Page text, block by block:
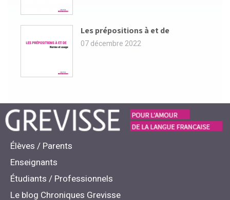
Les prépositions à et de
07 décembre 2022
Élèves / Parents
Enseignants
Étudiants / Professionnels
Le blog Chroniques Grevisse